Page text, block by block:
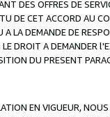
DES OFFRES DE
DE CET ACCORD AU
A LA DEMANDE DE
DROIT A DEMANDER
DU PRESENT
EN VIGUEUR,